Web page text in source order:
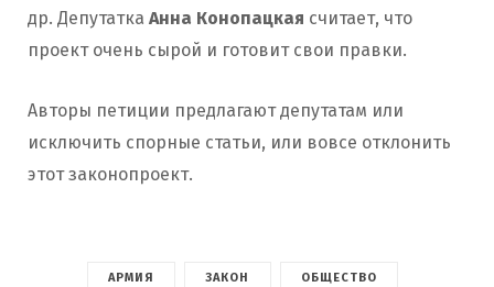
др. Депутатка Анна Конопацкая считает, что
проект очень сырой и готовит свои правки.
Авторы петиции предлагают депутатам или
исключить спорные статьи, или вовсе отклонить
этот законопроект.
АРМИЯ ЗАКОН ОБЩЕСТВО